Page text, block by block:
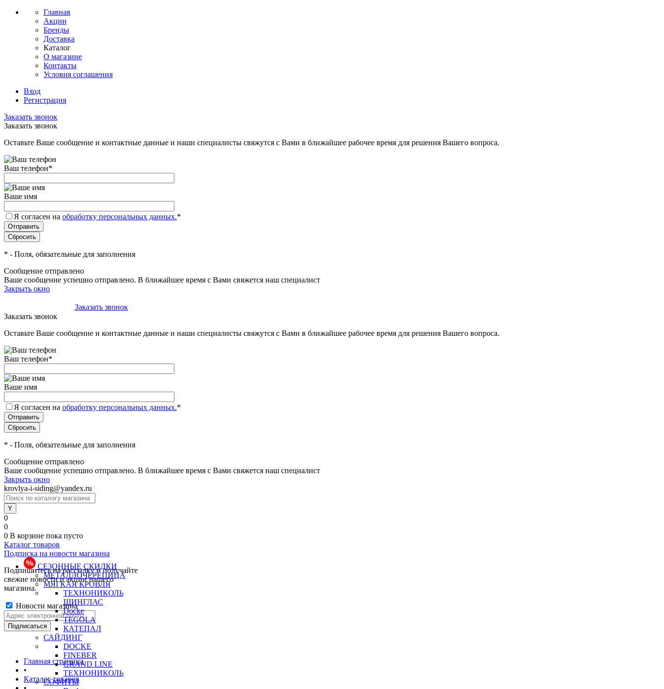
Главная
Акции
Бренды
Доставка
Каталог
О магазине
Контакты
Условия соглашения
Вход
Регистрация
Заказать звонок
Заказать звонок
Оставьте Ваше сообщение и контактные данные и наши специалисты свяжутся с Вами в ближайшее рабочее время для решения Вашего вопроса.
Ваш телефон*
Ваше имя
Я согласен на обработку персональных данных.*
* - Поля, обязательные для заполнения
Сообщение отправлено
Ваше сообщение успешно отправлено. В ближайшее время с Вами свяжется наш специалист
Закрыть окно
Заказать звонок
Заказать звонок
Оставьте Ваше сообщение и контактные данные и наши специалисты свяжутся с Вами в ближайшее рабочее время для решения Вашего вопроса.
Ваш телефон*
Ваше имя
Я согласен на обработку персональных данных.*
* - Поля, обязательные для заполнения
Сообщение отправлено
Ваше сообщение успешно отправлено. В ближайшее время с Вами свяжется наш специалист
Закрыть окно
krovlya-i-siding@yandex.ru
0
0
0 В корзине пока пусто
Каталог товаров
СЕЗОННЫЕ СКИДКИ
МЕТАЛЛОЧЕРЕПИЦА
МЯГКАЯ КРОВЛЯ
ТЕХНОНИКОЛЬ
ШИНГЛАС
Docke
TEGOLA
КАТЕПАЛ
САЙДИНГ
DOCKE
FINEBER
GRAND LINE
ТЕХНОНИКОЛЬ
СОФИТЫ
Подписка на новости магазина
Подпишитесь на рассылку и получайте
свежие новости и акции нашего
магазина.
Новости магазина
Главная страница
•
Каталог товаров